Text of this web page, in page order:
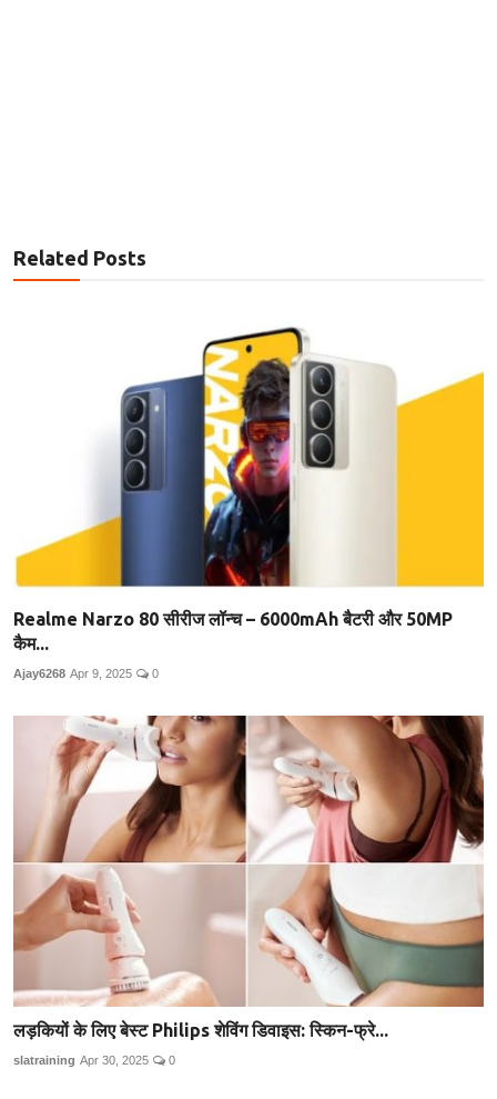
Related Posts
Realme Narzo 80 सीरीज लॉन्च – 6000mAh बैटरी और 50MP
कैम...
Ajay6268 Apr 9, 2025 0
लड़कियों के लिए बेस्ट Philips शेविंग डिवाइस: स्किन-फ्रे...
slatraining Apr 30, 2025 0